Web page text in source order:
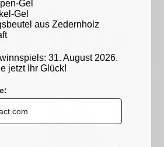
Gel
Gel
aus Zedernholz
31. August 2026.
jetzt Ihr Glück!